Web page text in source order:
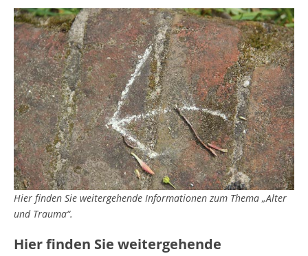
Hier finden Sie weitergehende Informationen zum Thema „Alter
und Trauma“.
Hier finden Sie weitergehende